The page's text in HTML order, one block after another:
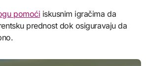
pomoći iskusnim igračima da
prednost dok osiguravaju da